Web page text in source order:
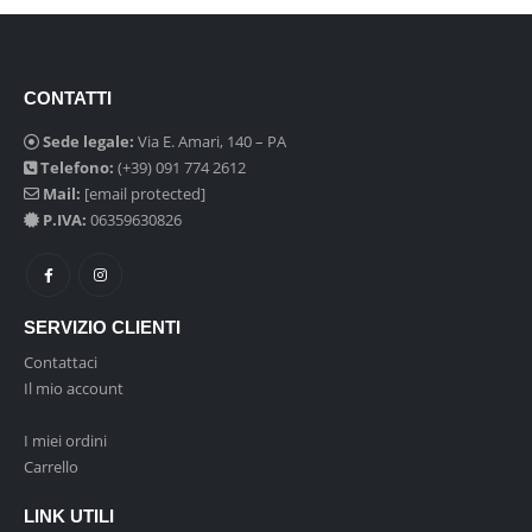
CONTATTI
Sede legale: Via E. Amari, 140 – PA
Telefono: (+39) 091 774 2612
Mail: [email protected]
P.IVA: 06359630826
SERVIZIO CLIENTI
Contattaci
Il mio account
I miei ordini
Carrello
LINK UTILI